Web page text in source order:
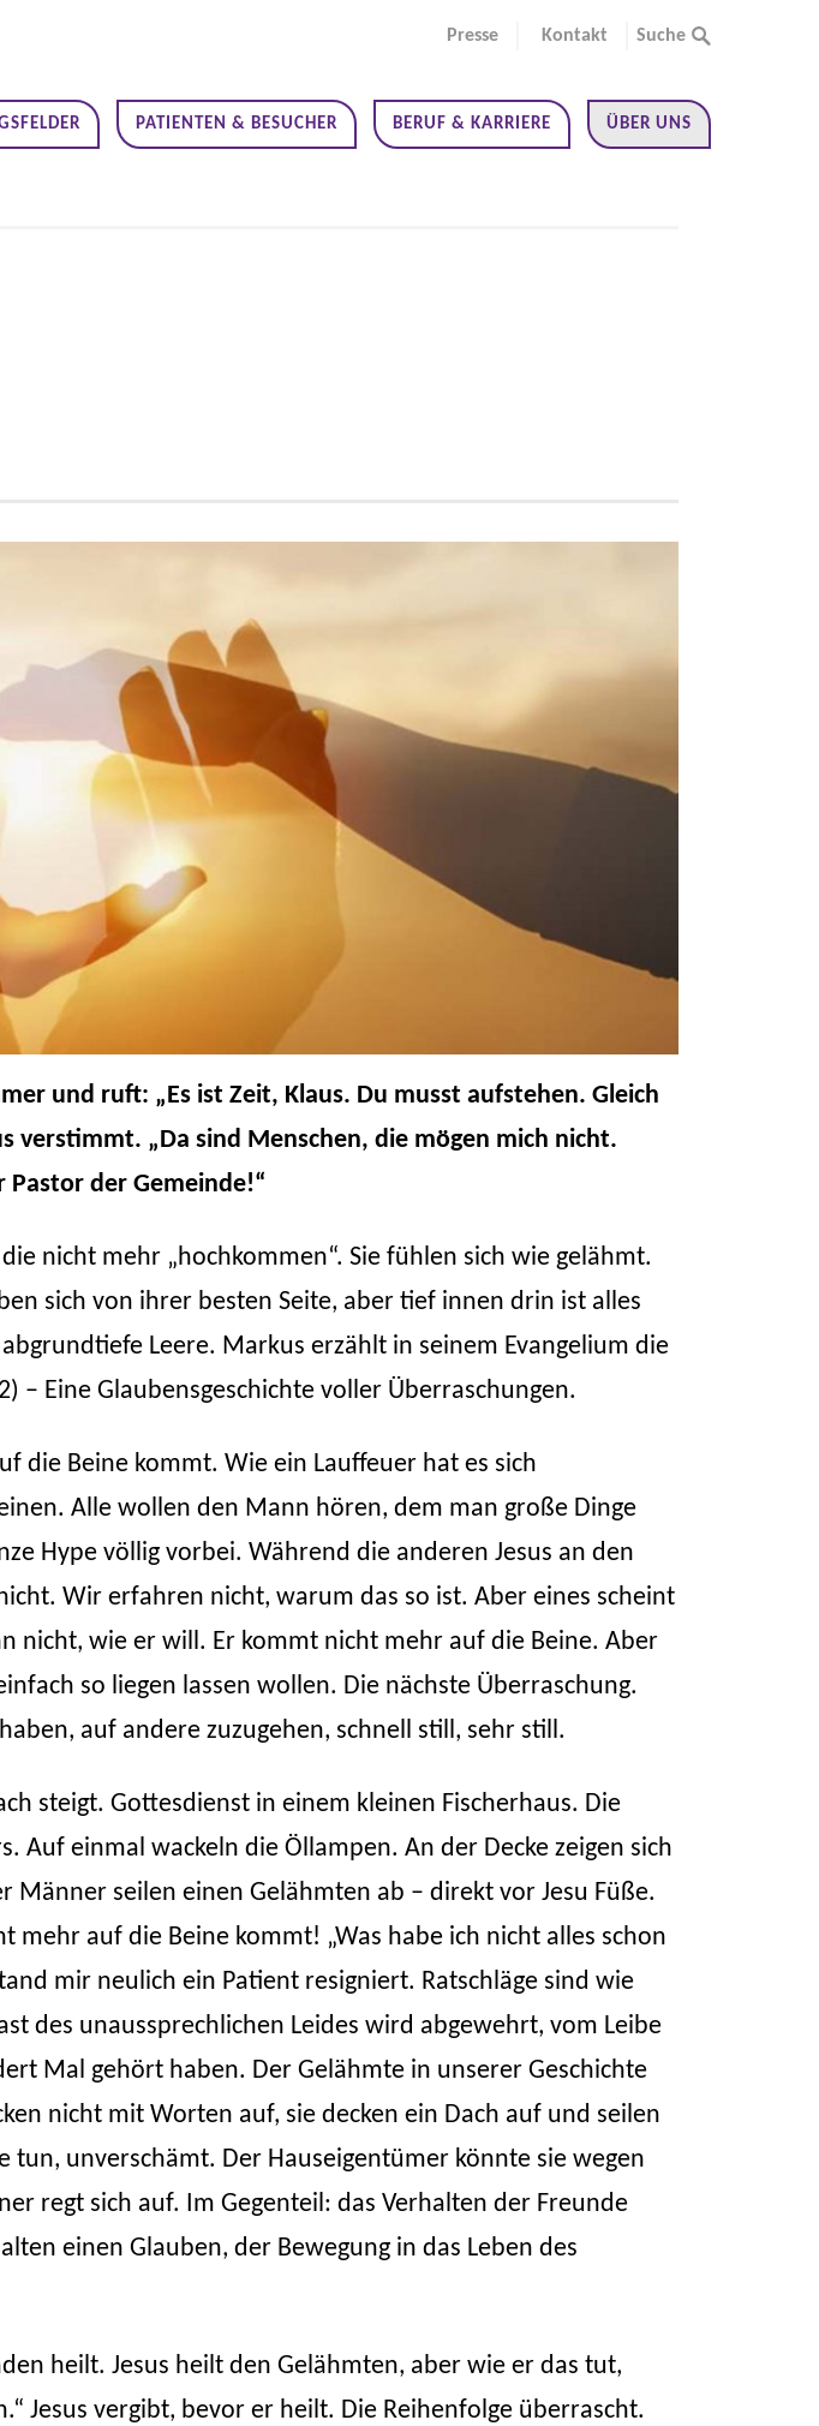
Presse Kontakt Suche
PATIENTEN & BESUCHER BERUF & KARRIERE ÜBER UNS
und ruft: „Es ist Zeit, Klaus. Du musst aufstehen. Gleich
verstimmt. „Da sind Menschen, die mögen mich nicht.
der Gemeinde!“
nicht mehr „hochkommen“. Sie fühlen sich wie gelähmt.
sich von ihrer besten Seite, aber tief innen drin ist alles
Leere. Markus erzählt in seinem Evangelium die
– Eine Glaubensgeschichte voller Überraschungen.
die Beine kommt. Wie ein Lauffeuer hat es sich
Alle wollen den Mann hören, dem man große Dinge
Hype völlig vorbei. Während die anderen Jesus an den
Wir erfahren nicht, warum das so ist. Aber eines scheint
nicht, wie er will. Er kommt nicht mehr auf die Beine. Aber
so liegen lassen wollen. Die nächste Überraschung.
auf andere zuzugehen, schnell still, sehr still.
steigt. Gottesdienst in einem kleinen Fischerhaus. Die
Auf einmal wackeln die Öllampen. An der Decke zeigen sich
Männer seilen einen Gelähmten ab – direkt vor Jesu Füße.
auf die Beine kommt! „Was habe ich nicht alles schon
mir neulich ein Patient resigniert. Ratschläge sind wie
des unaussprechlichen Leides wird abgewehrt, vom Leibe
Mal gehört haben. Der Gelähmte in unserer Geschichte
nicht mit Worten auf, sie decken ein Dach auf und seilen
unverschämt. Der Hauseigentümer könnte sie wegen
regt sich auf. Im Gegenteil: das Verhalten der Freunde
einen Glauben, der Bewegung in das Leben des
heilt. Jesus heilt den Gelähmten, aber wie er das tut,
Jesus vergibt, bevor er heilt. Die Reihenfolge überrascht.